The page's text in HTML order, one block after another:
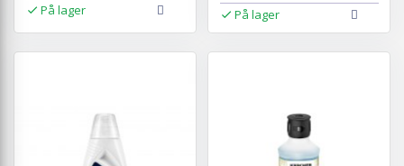
På lager På lager